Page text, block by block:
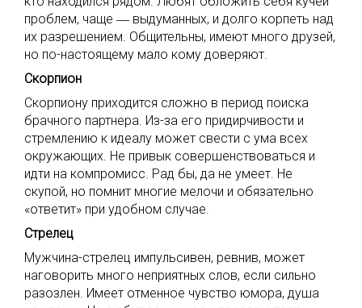
проблем, чаще ― выдуманных, и долго корпеть над
их разрешением. Общительны, имеют много друзей,
но по-настоящему мало кому доверяют.
Скорпион
Скорпиону приходится сложно в период поиска
брачного партнера. Из-за его придирчивости и
стремлению к идеалу может свести с ума всех
окружающих. Не привык совершенствоваться и
идти на компромисс. Рад бы, да не умеет. Не
скупой, но помнит многие мелочи и обязательно
«ответит» при удобном случае.
Стрелец
Мужчина-стрелец импульсивен, ревнив, может
наговорить много неприятных слов, если сильно
разозлен. Имеет отменное чувство юмора, душа